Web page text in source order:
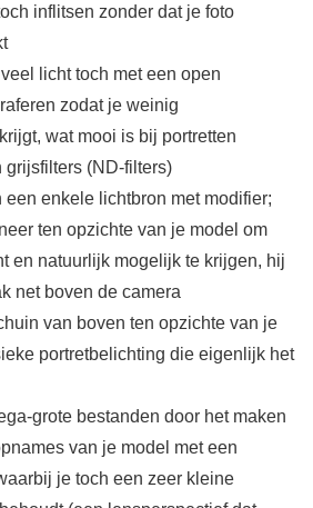
inflitsen zonder dat je foto
licht toch met een open
zodat je weinig
wat mooi is bij portretten
grijsfilters (ND-filters)
een enkele lichtbron met modifier;
ten opzichte van je model om
en natuurlijk mogelijk te krijgen, hij
net boven de camera
van boven ten opzichte van je
portretbelichting die eigenlijk het
grote bestanden door het maken
van je model met een
je toch een zeer kleine